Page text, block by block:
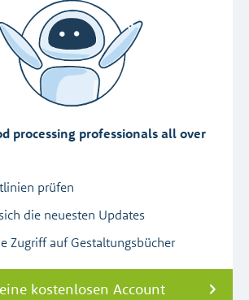
processing professionals all over
prüfen
die neuesten Updates
Zugriff auf Gestaltungsbücher
kostenlosen Account